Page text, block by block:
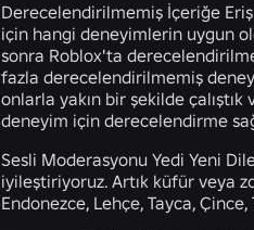
Derecelendirilmemiş İçeriğe
için hangi deneyimlerin uygun
sonra Roblox'ta
fazla derecelendirilmemiş
onlarla yakın bir şekilde
deneyim için derecelendirme
Sesli Moderasyonu Yedi Yeni
iyileştiriyoruz. Artık küfür veya
Endonezce, Lehçe, Tayca,